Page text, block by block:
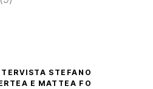
STEFANO
E MATTEA FO